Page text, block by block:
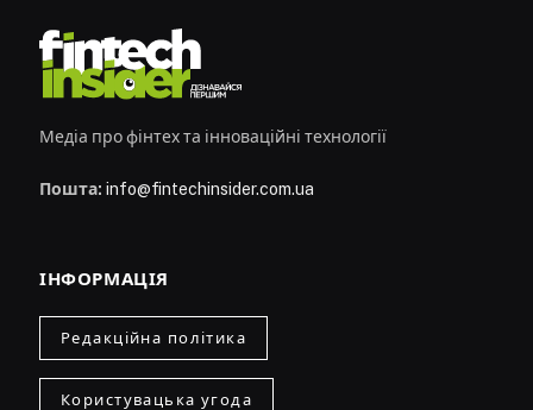
Медіа про фінтех та інноваційні технології
Пошта: info@fintechinsider.com.ua
ІНФОРМАЦІЯ
Редакційна політика
Користувацька угода